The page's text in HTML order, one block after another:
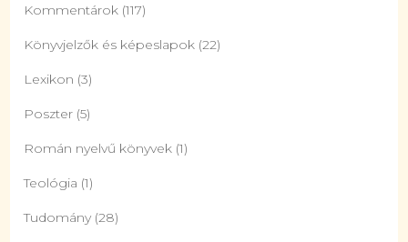
Kommentárok (117)
Könyvjelzők és képeslapok (22)
Lexikon (3)
Poszter (5)
Román nyelvű könyvek (1)
Teológia (1)
Tudomány (28)